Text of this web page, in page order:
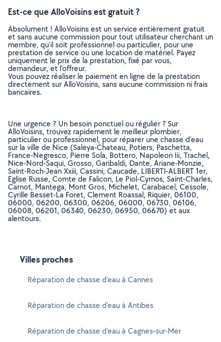
Est-ce que AlloVoisins est gratuit ?
Absolument ! AlloVoisins est un service entièrement gratuit
et sans aucune commission pour tout utilisateur cherchant un
membre, qu’il soit professionnel ou particulier, pour une
prestation de service ou une location de matériel. Payez
uniquement le prix de la prestation, fixé par vous,
demandeur, et l’offreur.
Vous pouvez réaliser le paiement en ligne de la prestation
directement sur AlloVoisins, sans aucune commission ni frais
bancaires.
Une urgence ? Un besoin ponctuel ou régulier ? Sur
AlloVoisins, trouvez rapidement le meilleur plombier,
particulier ou professionnel, pour réparer une chasse d'eau
sur la ville de Nice (Saleya-Chateau, Potiers, Paschetta,
France-Negresco, Pierre Sola, Bottero, Napoleon Iii, Trachel,
Nice-Nord-Saqui, Grosso, Garibaldi, Dante, Ariane-Monzie,
Saint-Roch-Jean Xxiii, Cassini, Caucade, LIBERTI-ALBERT 1er,
Eglise Russe, Comte de Falicon, Le Piol-Cyrnos, Saint-Charles,
Carnot, Mantega, Mont Gros, Michelet, Carabacel, Cessole,
Cyrille Besset-La Foret, Clement Roassal, Riquier, 06100,
06000, 06200, 06300, 06206, 06000, 06730, 06106,
06008, 06201, 06340, 06230, 06950, 06670) et aux
alentours.
Villes proches
Réparation de chasse d'eau à Cannes
Réparation de chasse d'eau à Antibes
Réparation de chasse d'eau à Cagnes-sur-Mer